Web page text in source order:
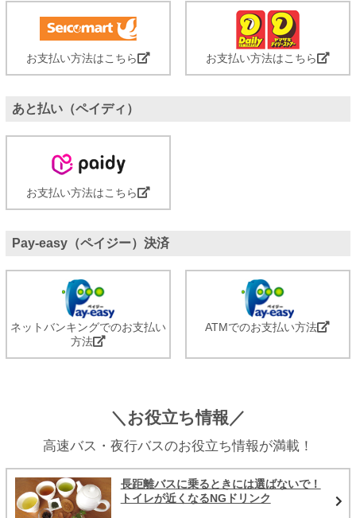
お支払い方法はこちら お支払い方法はこちら
あと払い（ペイディ）
お支払い方法はこちら
Pay-easy（ペイジー）決済
ネットバンキングでのお支払い
方法
ATMでのお支払い方法
＼お役立ち情報／
高速バス・夜行バスのお役立ち情報が満載！
長距離バスに乗るときには選ばないで！
トイレが近くなるNGドリンク